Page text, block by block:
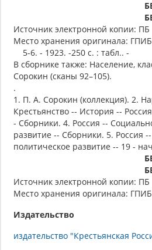
Источник электронной копии: ПБ
Место хранения оригинала: ГПИБ
5-6. - 1923. -250 с. : табл.. -
В сборнике также: Население,
Сорокин (сканы 92–105).
.
1. П. А. Сорокин (коллекция). 2.
Крестьянство -- История --
- Сборники. 4. Россия --
развитие -- Сборники. 5. Россия
политическое развитие -- 19 -
Источник электронной копии: ПБ
Место хранения оригинала: ГПИБ
Издательство
издательство "Крестьянская